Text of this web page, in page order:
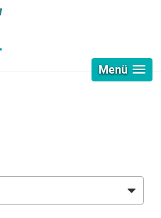
Menü